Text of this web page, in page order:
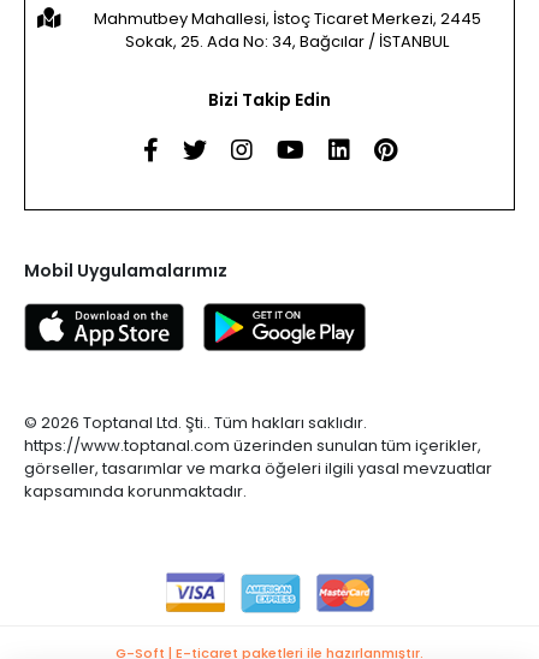
Mahmutbey Mahallesi, İstoç Ticaret Merkezi, 2445
Sokak, 25. Ada No: 34, Bağcılar / İSTANBUL
Bizi Takip Edin
Mobil Uygulamalarımız
© 2026 Toptanal Ltd. Şti.. Tüm hakları saklıdır.
https://www.toptanal.com üzerinden sunulan tüm içerikler,
görseller, tasarımlar ve marka öğeleri ilgili yasal mevzuatlar
kapsamında korunmaktadır.
G-Soft | E-ticaret paketleri ile hazırlanmıştır.